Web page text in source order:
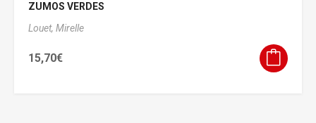
ZUMOS VERDES
Louet, Mirelle
15,70€